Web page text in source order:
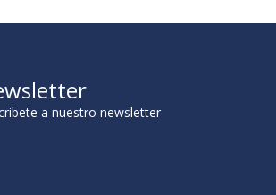
a nuestro newsletter